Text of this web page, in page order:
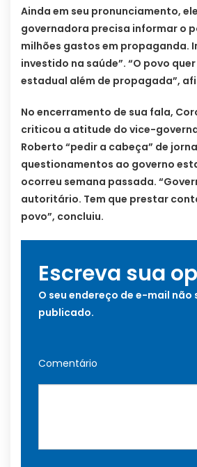
Ainda em seu pronunciamento,
governadora precisa informar o
milhões gastos em propaganda.
investido na saúde”. “O povo
estadual além de propagada”,
No encerramento de sua fala,
criticou a atitude do vice-
Roberto “pedir a cabeça” de
questionamentos ao governo
ocorreu semana passada.
autoritário. Tem que prestar
povo”, concluiu.
Escreva sua
O seu endereço de e-mail não
publicado.
Comentário